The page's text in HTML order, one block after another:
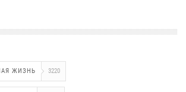
ЖИЗНЬ 3220